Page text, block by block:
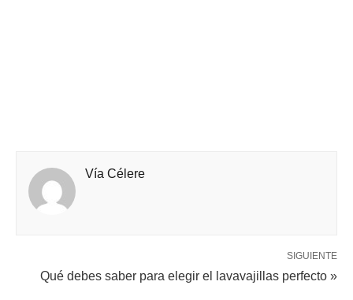
Vía Célere
SIGUIENTE
Qué debes saber para elegir el lavavajillas perfecto »